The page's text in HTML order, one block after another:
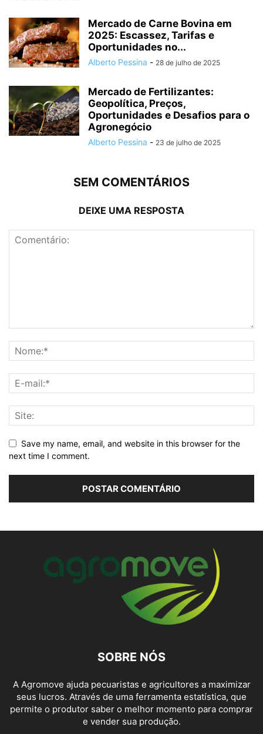
Mercado de Carne Bovina em
2025: Escassez, Tarifas e
Oportunidades no...
Alberto Pessina - 28 de julho de 2025
Mercado de Fertilizantes:
Geopolítica, Preços,
Oportunidades e Desafios para o
Agronegócio
Alberto Pessina - 23 de julho de 2025
SEM COMENTÁRIOS
DEIXE UMA RESPOSTA
Save my name, email, and website in this browser for the
next time I comment.
SOBRE NÓS
A Agromove ajuda pecuaristas e agricultores a maximizar
seus lucros. Através de uma ferramenta estatística, que
permite o produtor saber o melhor momento para comprar
e vender sua produção.